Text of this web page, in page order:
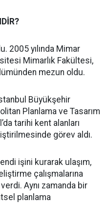
2005 yılında Mimar
Mimarlık Fakültesi,
mezun oldu.
Büyükşehir
Planlama ve Tasarım
tarihi kent alanları
görev aldı.
işini kurarak ulaşım,
çalışmalarına
Aynı zamanda bir
planlama